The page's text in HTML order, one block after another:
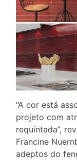
“A cor está
projeto com
requintada”,
Francine
adeptos do